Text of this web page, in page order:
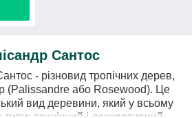
Сантос
- різновид тропічних дерев,
(Palissandre або Rosewood). Це
вид деревини, який у всьому